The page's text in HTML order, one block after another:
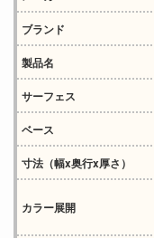
ブランド
製品名
サーフェス
ベース
寸法（幅x奥行x厚さ）
カラー展開